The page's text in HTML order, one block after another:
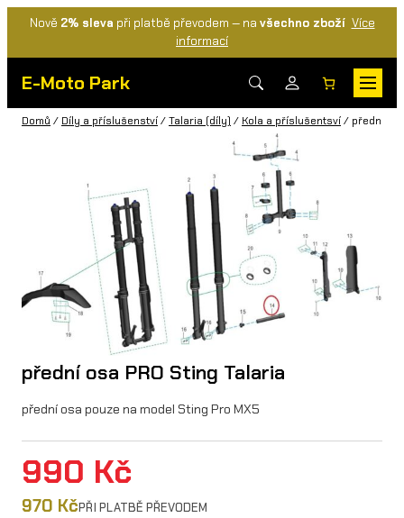
Nově 2% sleva při platbě převodem — na všechno zboží Více
informací
E-Moto Park
Domů / Díly a příslušenství/Talaria (díly) / Kola a příslušentsví/ přední
přední osa PRO Sting Talaria
přední osa pouze na model Sting Pro MX5
990 Kč
970 KčPŘI PLATBĚ PŘEVODEM